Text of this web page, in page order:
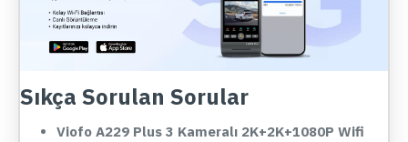
Sıkça Sorulan Sorular
Viofo A229 Plus 3 Kameralı 2K+2K+1080P Wifi